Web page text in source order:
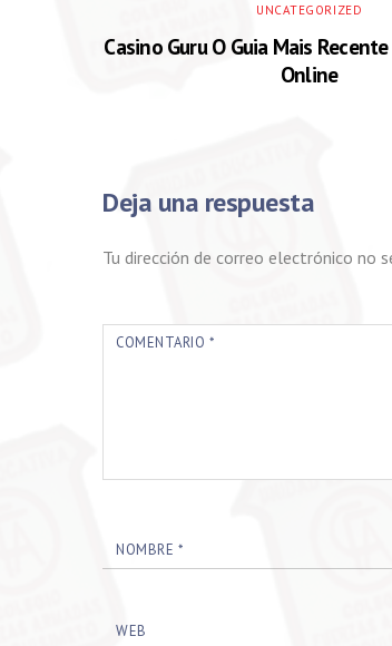
UNCATEGORIZED
Casino Guru O Guia Mais
Online
Deja una respuesta
Tu dirección de correo electrónico no
COMENTARIO *
NOMBRE *
WEB